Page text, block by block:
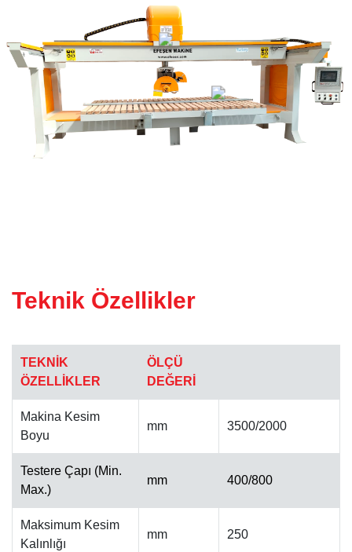
OTOMATIK CILA MAKINESI
Teknik Özellikler
TEKNİK
ÖZELLİKLER
ÖLÇÜ
DEĞERİ
Makina Kesim
Boyu
mm 3500/2000
Testere Çapı (Min.
Max.)
mm 400/800
Maksimum Kesim
Kalınlığı
mm 250